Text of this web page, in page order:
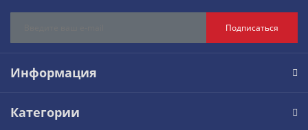
Подписаться
Информация
Категории